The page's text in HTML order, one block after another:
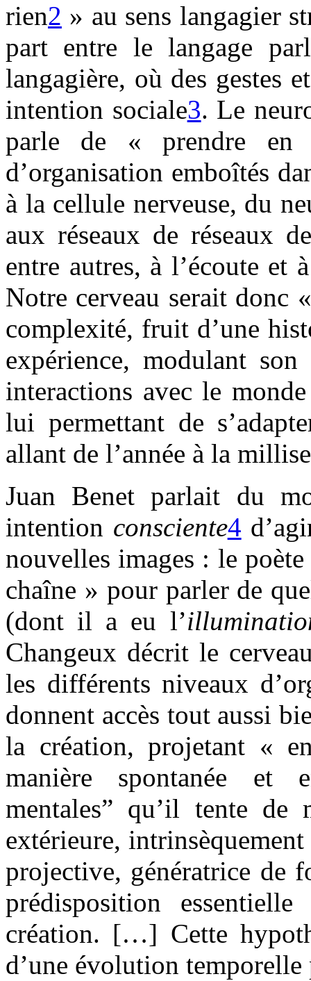
rien2 » au sens langagier
part entre le langage
langagière, où des gestes
intention sociale3. Le
parle de « prendre en
d’organisation emboîtés
à la cellule nerveuse, du
aux réseaux de réseaux
entre autres, à l’écoute et
Notre cerveau serait donc
complexité, fruit d’une
expérience, modulant
interactions avec le
lui permettant de
allant de l’année à la
Juan Benet parlait du
intention consciente4
nouvelles images : le
chaîne » pour parler de
(dont il a eu l’
Changeux décrit le
les différents niveaux
donnent accès tout aussi
la création, projetant «
manière spontanée et
mentales” qu’il tente de
extérieure,
projective, génératrice de
prédisposition
création. […] Cette
d’une évolution